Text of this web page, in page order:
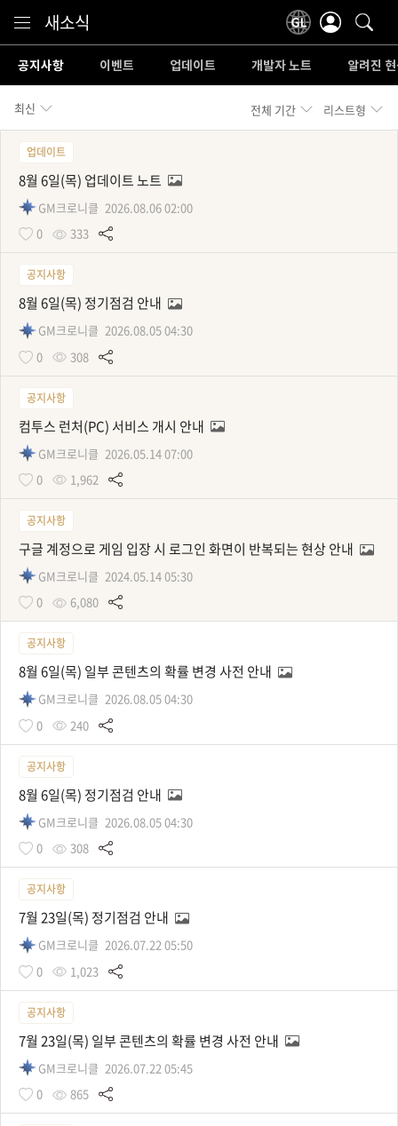
새소식
공지사항 이벤트 업데이트 개발자 노트 알려진
최신 전체 기간 리스트형
업데이트
8월 6일(목) 업데이트 노트
GM크로니클 2026.08.06 02:00
0
333
공지사항
8월 6일(목) 정기점검 안내
GM크로니클 2026.08.05 04:30
0
308
공지사항
컴투스 런처(PC) 서비스 개시 안내
GM크로니클 2026.05.14 07:00
0
1,962
공지사항
구글 계정으로 게임 입장 시 로그인 화면이 반복되는 현상 안내
GM크로니클 2024.05.14 05:30
0
6,080
공지사항
8월 6일(목) 일부 콘텐츠의 확률 변경 사전 안내
GM크로니클 2026.08.05 04:30
0
240
공지사항
8월 6일(목) 정기점검 안내
GM크로니클 2026.08.05 04:30
0
308
공지사항
7월 23일(목) 정기점검 안내
GM크로니클 2026.07.22 05:50
0
1,023
공지사항
7월 23일(목) 일부 콘텐츠의 확률 변경 사전 안내
GM크로니클 2026.07.22 05:45
0
865